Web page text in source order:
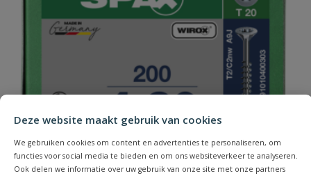
Deze website maakt gebruik van cookies
We gebruiken cookies om content en advertenties te personaliseren, om
functies voor social media te bieden en om ons websiteverkeer te analyseren.
Ook delen we informatie over uw gebruik van onze site met onze partners
Samenvatting
Beoordeling